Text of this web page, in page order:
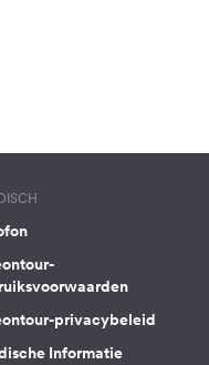
privacybeleid
Informatie